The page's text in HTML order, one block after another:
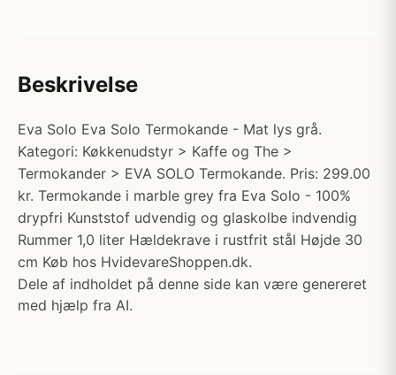
Beskrivelse
Eva Solo Eva Solo Termokande - Mat lys grå.
Kategori: Køkkenudstyr > Kaffe og The >
Termokander > EVA SOLO Termokande. Pris: 299.00
kr. Termokande i marble grey fra Eva Solo - 100%
drypfri Kunststof udvendig og glaskolbe indvendig
Rummer 1,0 liter Hældekrave i rustfrit stål Højde 30
cm Køb hos HvidevareShoppen.dk.
Dele af indholdet på denne side kan være genereret
med hjælp fra AI.